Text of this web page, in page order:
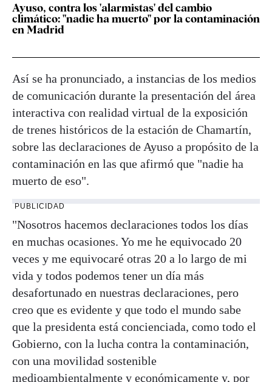
Ayuso, contra los 'alarmistas' del cambio
climático: "nadie ha muerto" por la contaminación
en Madrid
Así se ha pronunciado, a instancias de los medios
de comunicación durante la presentación del área
interactiva con realidad virtual de la exposición
de trenes históricos de la estación de Chamartín,
sobre las declaraciones de Ayuso a propósito de la
contaminación en las que afirmó que "nadie ha
muerto de eso".
PUBLICIDAD
"Nosotros hacemos declaraciones todos los días
en muchas ocasiones. Yo me he equivocado 20
veces y me equivocaré otras 20 a lo largo de mi
vida y todos podemos tener un día más
desafortunado en nuestras declaraciones, pero
creo que es evidente y que todo el mundo sabe
que la presidenta está concienciada, como todo el
Gobierno, con la lucha contra la contaminación,
con una movilidad sostenible
medioambientalmente y económicamente y, por